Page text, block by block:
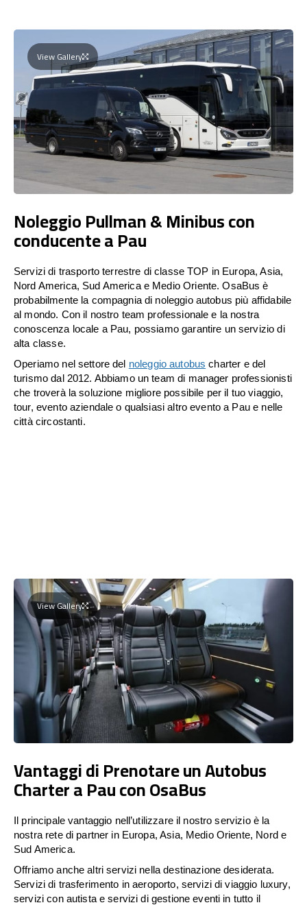
View Gallery
Noleggio Pullman & Minibus con
conducente a Pau
Servizi di trasporto terrestre di classe TOP in Europa, Asia,
Nord America, Sud America e Medio Oriente. OsaBus è
probabilmente la compagnia di noleggio autobus più affidabile
al mondo. Con il nostro team professionale e la nostra
conoscenza locale a Pau, possiamo garantire un servizio di
alta classe.
Operiamo nel settore del noleggio autobus charter e del
turismo dal 2012. Abbiamo un team di manager professionisti
che troverà la soluzione migliore possibile per il tuo viaggio,
tour, evento aziendale o qualsiasi altro evento a Pau e nelle
città circostanti.
View Gallery
Vantaggi di Prenotare un Autobus
Charter a Pau con OsaBus
Il principale vantaggio nell’utilizzare il nostro servizio è la
nostra rete di partner in Europa, Asia, Medio Oriente, Nord e
Sud America.
Offriamo anche altri servizi nella destinazione desiderata.
Servizi di trasferimento in aeroporto, servizi di viaggio luxury,
servizi con autista e servizi di gestione eventi in tutto il